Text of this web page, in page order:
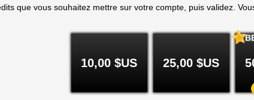
que vous souhaitez mettre sur votre compte, puis validez.
10,00 $US 25,00 $US